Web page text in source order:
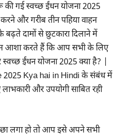
की गई स्वच्छ ईंधन योजना 2025
और गरीब तीन पहिया वाहन
दामों से छुटकारा दिलाने में
हम आशा करते हैं कि आप सभी के लिए
ईंधन योजना 2025 क्या है? |
2025 Kya hai in Hindi के संबंध में
और उपयोगी साबित रही
लगा हो तो आप इसे अपने सभी